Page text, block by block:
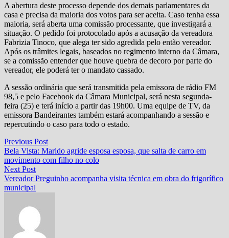
A abertura deste processo depende dos demais parlamentares da
casa e precisa da maioria dos votos para ser aceita. Caso tenha essa
maioria, será aberta uma comissão processante, que investigará a
situação. O pedido foi protocolado após a acusação da vereadora
Fabrizia Tinoco, que alega ter sido agredida pelo então vereador.
Após os trâmites legais, baseados no regimento interno da Câmara,
se a comissão entender que houve quebra de decoro por parte do
vereador, ele poderá ter o mandato cassado.
A sessão ordinária que será transmitida pela emissora de rádio FM
98,5 e pelo Facebook da Câmara Municipal, será nesta segunda-
feira (25) e terá início a partir das 19h00. Uma equipe de TV, da
emissora Bandeirantes também estará acompanhando a sessão e
repercutindo o caso para todo o estado.
Navegação
de
Post
Previous PostPrevious
post:
Bela Vista: Marido agride esposa esposa, que salta de carro em
movimento com filho no colo
Next PostNext
post:
Vereador Preguinho acompanha visita técnica em obra do frigorífico
municipal